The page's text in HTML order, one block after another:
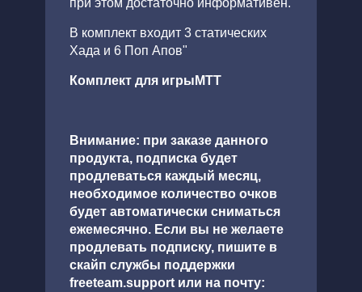
при этом достаточно информативен.
В комплект входит 3 статических
Xада и 6 Поп Апов"
Комплект для игрыMTT
Внимание: при заказе данного
продукта, подписка будет
продлеваться каждый месяц,
необходимое количество очков
будет автоматически сниматься
ежемесячно. Если вы не желаете
продлевать подписку, пишите в
скайп службы поддержки
freeteam.support или на почту: